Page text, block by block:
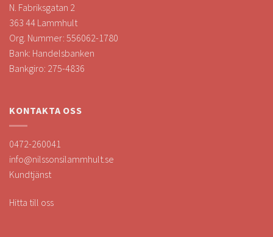
N. Fabriksgatan 2
363 44 Lammhult
Org. Nummer: 556062-1780
Bank: Handelsbanken
Bankgiro: 275-4836
KONTAKTA OSS
0472-260041
info@nilssonsilammhult.se
Kundtjänst
Hitta till oss